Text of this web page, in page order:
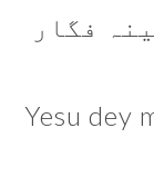
فگار
Yesu dey